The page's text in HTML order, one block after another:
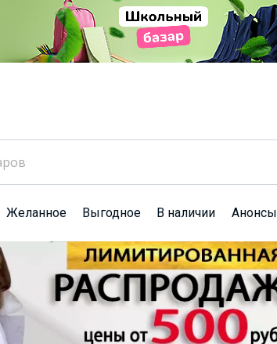
Желанное Выгодное В наличии Анонсы